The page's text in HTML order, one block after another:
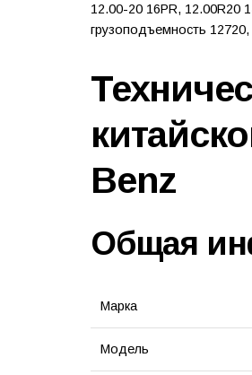
12.00-20 16PR, 12.00R20
грузоподъемность
Benz
Общая
Марка
Модель